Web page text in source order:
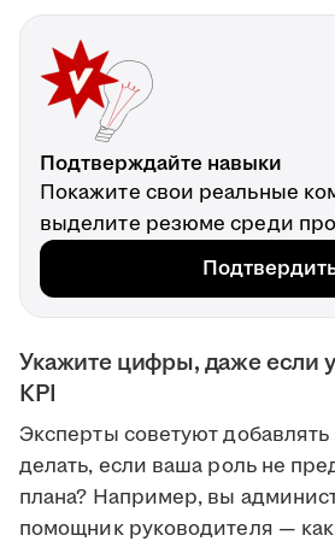
Подтверждайте навыки
Покажите свои реальные
выделите резюме среди
Укажите цифры, даже если
KPI
Эксперты советуют
делать, если ваша роль не
плана? Например, вы
помощник руководителя —